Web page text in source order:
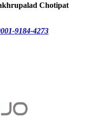
Chotipat
9184-4273